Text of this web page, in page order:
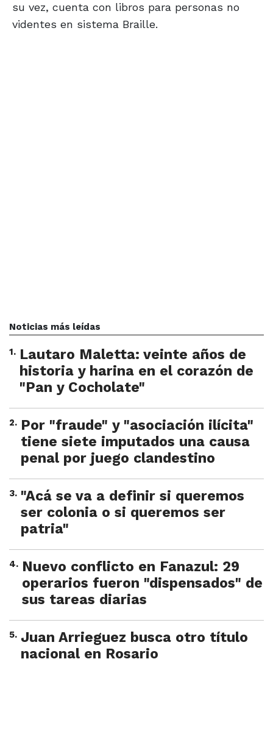
su vez, cuenta con libros para personas no
videntes en sistema Braille.
Noticias más leídas
1. Lautaro Maletta: veinte años de
historia y harina en el corazón de
"Pan y Cocholate"
2. Por "fraude" y "asociación ilícita"
tiene siete imputados una causa
penal por juego clandestino
3. "Acá se va a definir si queremos
ser colonia o si queremos ser
patria"
4. Nuevo conflicto en Fanazul: 29
operarios fueron "dispensados" de
sus tareas diarias
5. Juan Arrieguez busca otro título
nacional en Rosario